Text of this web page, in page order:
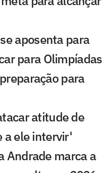
aposenta para
para Olimpíadas
para
atitude de
a ele intervir'
Andrade marca a